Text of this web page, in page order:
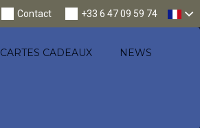
+33 6 47 09 59 74
Contact
CARTES CADEAUX NEWS